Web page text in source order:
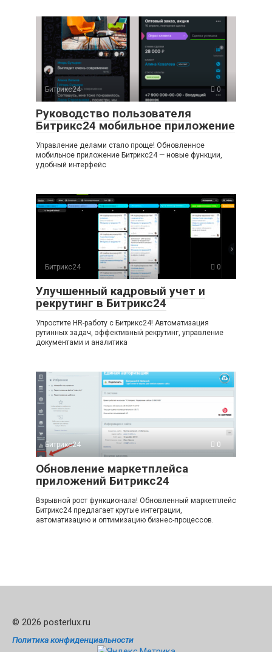
Битрикс24 0
Руководство пользователя
Битрикс24 мобильное приложение
Управление делами стало проще! Обновленное
мобильное приложение Битрикс24 — новые функции,
удобный интерфейс
Битрикс24 0
Улучшенный кадровый учет и
рекрутинг в Битрикс24
Упростите HR-работу с Битрикс24! Автоматизация
рутинных задач, эффективный рекрутинг, управление
документами и аналитика
Битрикс24 0
Обновление маркетплейса
приложений Битрикс24
Взрывной рост функционала! Обновленный маркетплейс
Битрикс24 предлагает крутые интеграции,
автоматизацию и оптимизацию бизнес-процессов.
© 2026 posterlux.ru
Политика конфиденциальности